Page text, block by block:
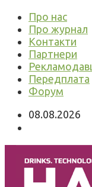
Про нас
Про журнал
Контакти
Партнери
Передплата
Форум
08.08.2026